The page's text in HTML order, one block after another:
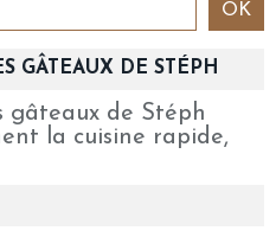
GÂTEAUX DE STÉPH
la cuisine rapide,